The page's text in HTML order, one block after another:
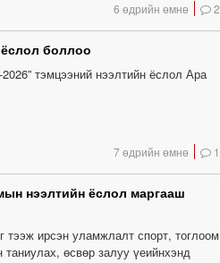
6 өдрийн өмнө 2
боллоо
тэмцээний нээлтийн ёслол Ара
7 өдрийн өмнө 1
нээлтийн ёслол маргааш
тээж ирсэн уламжлалт спорт, тоглоом
өсвөр залуу үеийнхэнд